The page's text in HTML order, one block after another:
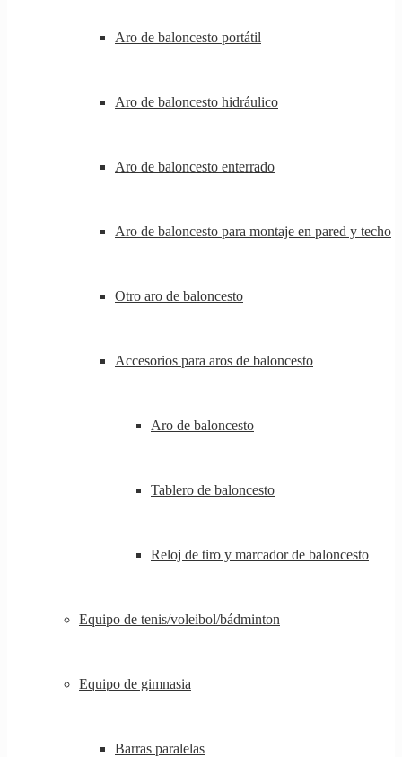
Aro de baloncesto portátil
Aro de baloncesto hidráulico
Aro de baloncesto enterrado
Aro de baloncesto para montaje en pared y techo
Otro aro de baloncesto
Accesorios para aros de baloncesto
Aro de baloncesto
Tablero de baloncesto
Reloj de tiro y marcador de baloncesto
Equipo de tenis/voleibol/bádminton
Equipo de gimnasia
Barras paralelas